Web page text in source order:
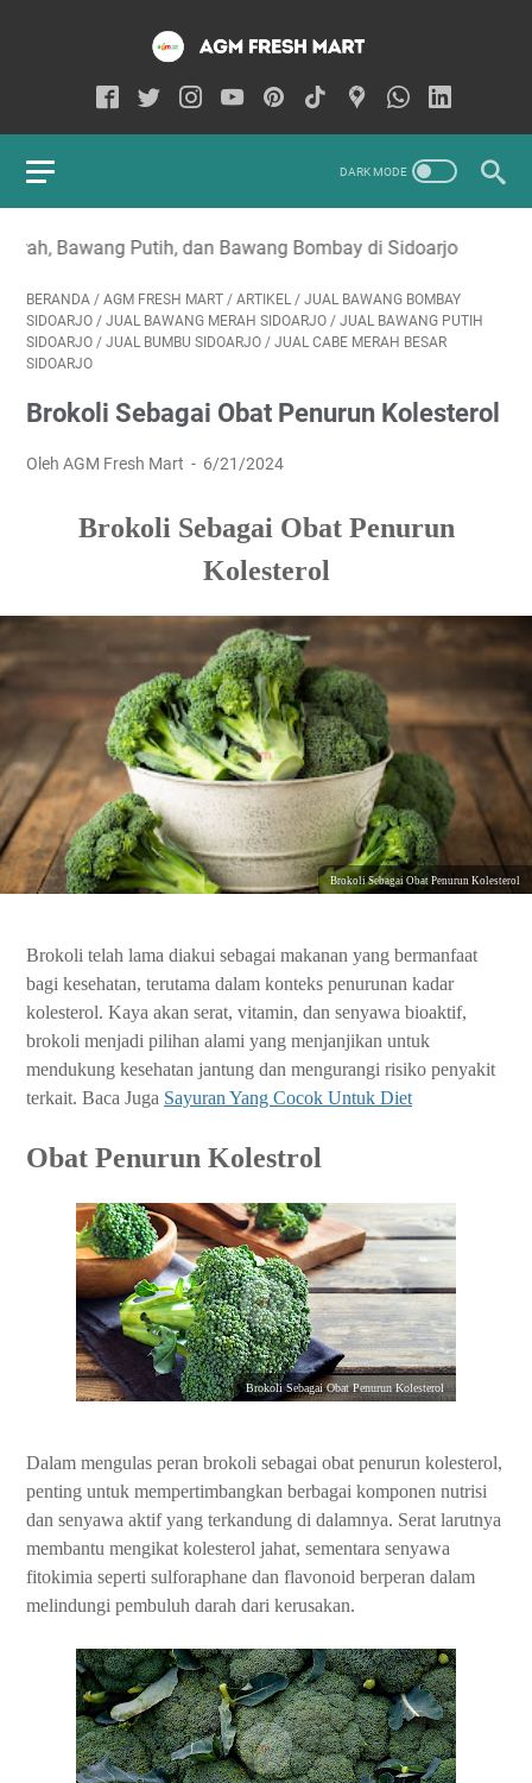
dan Bawang Bombay di Sidoarjo
BERANDA / AGM FRESH MART / ARTIKEL / JUAL BAWANG BOMBAY
SIDOARJO / JUAL BAWANG MERAH SIDOARJO / JUAL BAWANG PUTIH
SIDOARJO / JUAL BUMBU SIDOARJO / JUAL CABE MERAH BESAR
SIDOARJO
Brokoli Sebagai Obat Penurun Kolesterol
Oleh AGM Fresh Mart 6/21/2024
Brokoli Sebagai Obat Penurun
Kolesterol
Brokoli Sebagai Obat Penurun Kolesterol
Brokoli telah lama diakui sebagai makanan yang bermanfaat
bagi kesehatan, terutama dalam konteks penurunan kadar
kolesterol. Kaya akan serat, vitamin, dan senyawa bioaktif,
brokoli menjadi pilihan alami yang menjanjikan untuk
mendukung kesehatan jantung dan mengurangi risiko penyakit
terkait. Baca Juga Sayuran Yang Cocok Untuk Diet
Obat Penurun Kolestrol
Brokoli Sebagai Obat Penurun Kolesterol
Dalam mengulas peran brokoli sebagai obat penurun kolesterol,
penting untuk mempertimbangkan berbagai komponen nutrisi
dan senyawa aktif yang terkandung di dalamnya. Serat larutnya
membantu mengikat kolesterol jahat, sementara senyawa
fitokimia seperti sulforaphane dan flavonoid berperan dalam
melindungi pembuluh darah dari kerusakan.